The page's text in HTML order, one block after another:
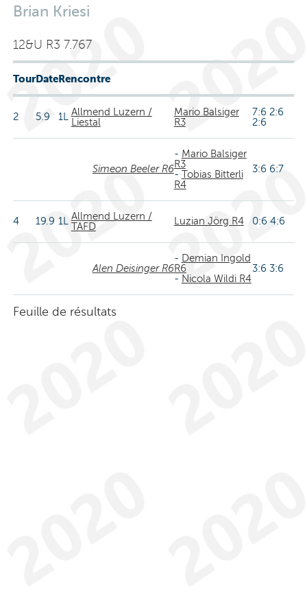
Brian Kriesi
12&U R3 7.767
TourDateRencontre
2 5.9 1LAllmend Luzern /
Liestal
Mario Balsiger
R3
7:6 2:6
2:6
Simeon Beeler R6
- Mario Balsiger
R3
- Tobias Bitterli
R4
3:6 6:7
4 19.9 1LAllmend Luzern /
TAFD
Luzian Jörg R4 0:6 4:6
Alen Deisinger R6
- Demian Ingold
R6
- Nicola Wildi R4
3:6 3:6
Feuille de résultats